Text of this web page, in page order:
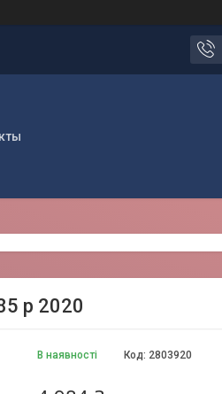
р 2020
В наявності Код: 2803920